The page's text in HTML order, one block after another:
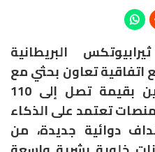
البريطانية
اتفاقية تعاون بحثي مع
شركة جلاكسو سميثكلاين بقيمة تصل إلى 110
تعتمد على الذكاء
دوائية جديدة، من